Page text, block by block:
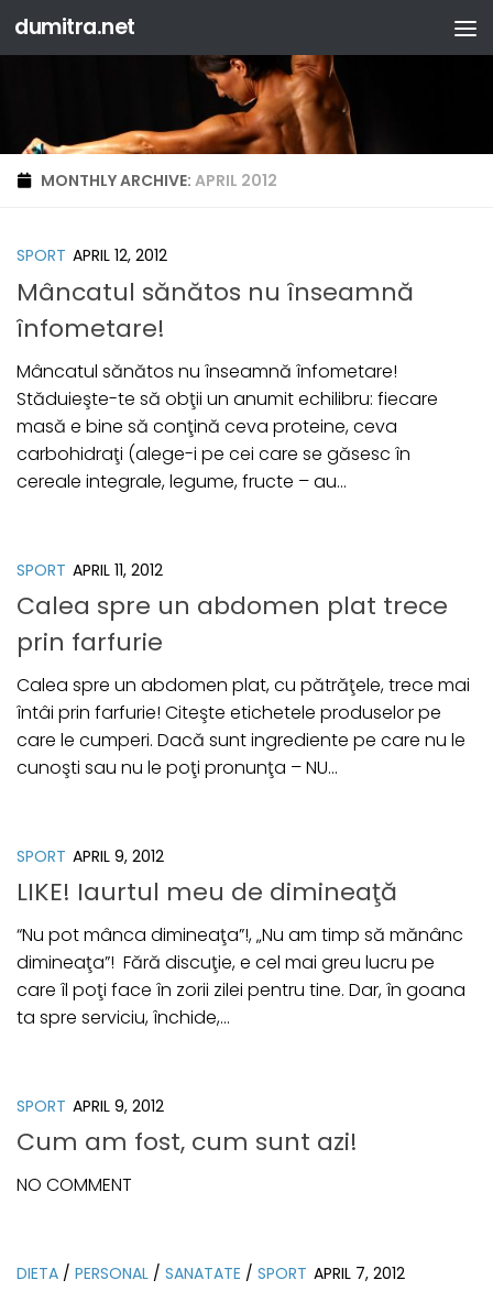
Skip to content
dumitra.net
MONTHLY ARCHIVE: APRIL 2012
SPORT APRIL 12, 2012
Mâncatul sănătos nu înseamnă
înfometare!
Mâncatul sănătos nu înseamnă înfometare!
Stăduieşte-te să obţii un anumit echilibru: fiecare
masă e bine să conţină ceva proteine, ceva
carbohidraţi (alege-i pe cei care se găsesc în
cereale integrale, legume, fructe – au...
SPORT APRIL 11, 2012
Calea spre un abdomen plat trece
prin farfurie
Calea spre un abdomen plat, cu pătrăţele, trece mai
întâi prin farfurie! Citeşte etichetele produselor pe
care le cumperi. Dacă sunt ingrediente pe care nu le
cunoşti sau nu le poţi pronunţa – NU...
SPORT APRIL 9, 2012
LIKE! Iaurtul meu de dimineaţă
“Nu pot mânca dimineaţa”!, „Nu am timp să mănânc
dimineaţa”! Fără discuţie, e cel mai greu lucru pe
care îl poţi face în zorii zilei pentru tine. Dar, în goana
ta spre serviciu, închide,...
SPORT APRIL 9, 2012
Cum am fost, cum sunt azi!
NO COMMENT
DIETA / PERSONAL / SANATATE / SPORT APRIL 7, 2012